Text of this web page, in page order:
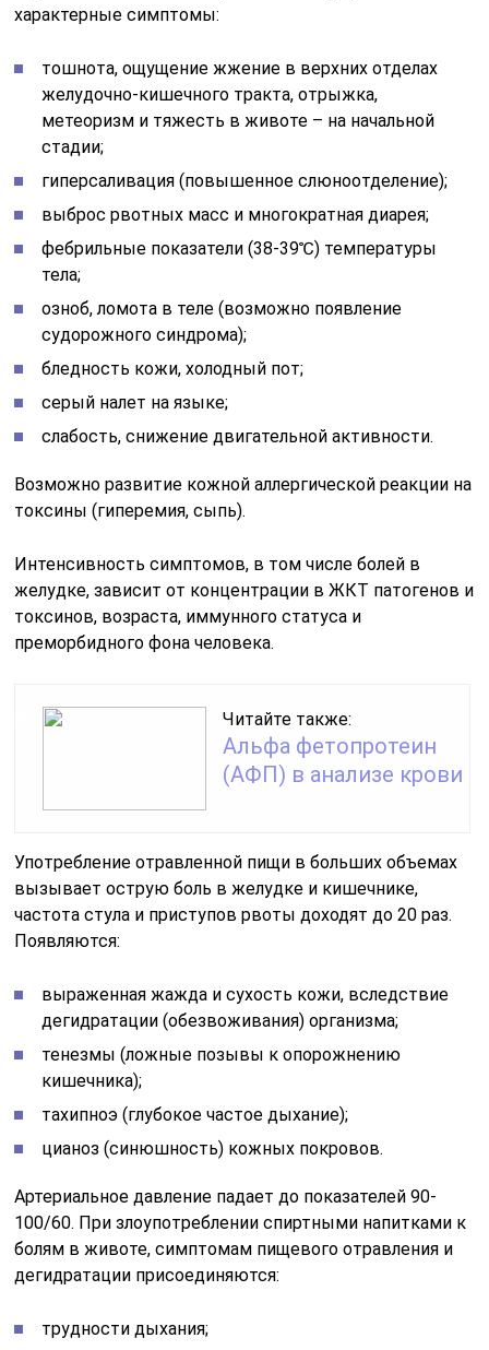
характерные симптомы:
тошнота, ощущение жжение в верхних отделах
желудочно-кишечного тракта, отрыжка,
метеоризм и тяжесть в животе – на начальной
стадии;
гиперсаливация (повышенное слюноотделение);
выброс рвотных масс и многократная диарея;
фебрильные показатели (38-39℃) температуры
тела;
озноб, ломота в теле (возможно появление
судорожного синдрома);
бледность кожи, холодный пот;
серый налет на языке;
слабость, снижение двигательной активности.
Возможно развитие кожной аллергической реакции на
токсины (гиперемия, сыпь).
Интенсивность симптомов, в том числе болей в
желудке, зависит от концентрации в ЖКТ патогенов и
токсинов, возраста, иммунного статуса и
преморбидного фона человека.
Читайте также:
Альфа фетопротеин
(АФП) в анализе крови
Употребление отравленной пищи в больших объемах
вызывает острую боль в желудке и кишечнике,
частота стула и приступов рвоты доходят до 20 раз.
Появляются:
выраженная жажда и сухость кожи, вследствие
дегидратации (обезвоживания) организма;
тенезмы (ложные позывы к опорожнению
кишечника);
тахипноэ (глубокое частое дыхание);
цианоз (синюшность) кожных покровов.
Артериальное давление падает до показателей 90-
100/60. При злоупотреблении спиртными напитками к
болям в животе, симптомам пищевого отравления и
дегидратации присоединяются:
трудности дыхания;